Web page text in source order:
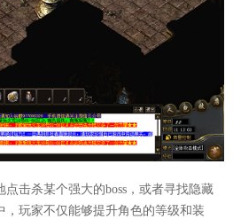
击杀某个强大的boss，或者寻找隐藏
，玩家不仅能够提升角色的等级和装